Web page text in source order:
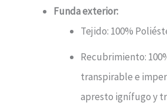
Funda exterior:
Tejido: 100%
Recubrimiento:
transpirable e
apresto ignífugo y